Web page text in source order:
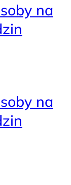
na
na